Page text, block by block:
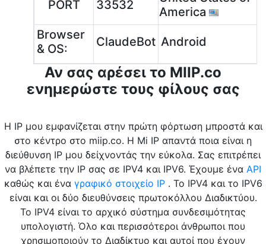
PORT 33532
America
Browser
& OS:
ClaudeBot Android
Αν σας αρέσει το MIIP.co
ενημερώστε τους φίλους σας
Η IP μου εμφανίζεται στην πρώτη φόρτωση μπροστά και
στο κέντρο στο miip.co. Η Mi IP απαντά ποια είναι η
διεύθυνση IP μου δείχνοντάς την εύκολα. Σας επιτρέπει
να βλέπετε την IP σας σε IPV4 και IPV6. Έχουμε ένα API
καθώς και ένα γραφικό στοιχείο IP. Το IPV4 και το IPV6
είναι και οι δύο διευθύνσεις πρωτοκόλλου Διαδικτύου.
Το IPV4 είναι το αρχικό σύστημα συνδεσιμότητας
υπολογιστή. Όλο και περισσότεροι άνθρωποι που
χρησιμοποιούν το Διαδίκτυο και αυτοί που έχουν